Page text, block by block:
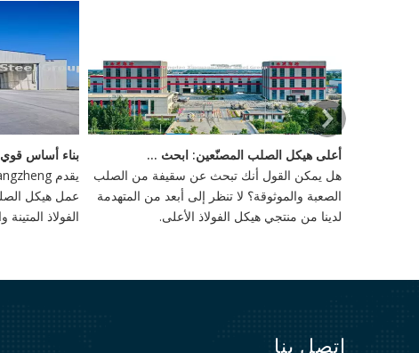
عمل هيكل
الفولاذ
القوى الخارجية.
أعلى هيكل الصلب المصنّعين: ابحث عن سقيفك المثالي للبيع
هل يمكن القول أنك تبحث عن سقيفة من الصلب
الصعبة والموثوقة؟ لا تنظر إلى أبعد من المتهدمة
لدينا من منتجي هيكل الفولاذ الأعلى.
اتصل بنا